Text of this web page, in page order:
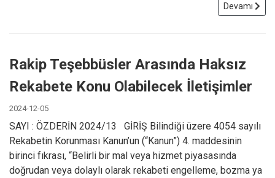
Devamı
Rakip Teşebbüsler Arasında Haksız
Rekabete Konu Olabilecek İletişimler
2024-12-05
SAYI : ÖZDERİN 2024/13 GİRİŞ Bilindiği üzere 4054 sayılı
Rekabetin Korunması Kanun’un (“Kanun”) 4. maddesinin
birinci fıkrası, “Belirli bir mal veya hizmet piyasasında
doğrudan veya dolaylı olarak rekabeti engelleme, bozma ya